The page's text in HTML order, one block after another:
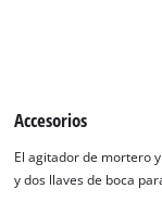
Accesorios
El agitador de mortero
y dos llaves de boca